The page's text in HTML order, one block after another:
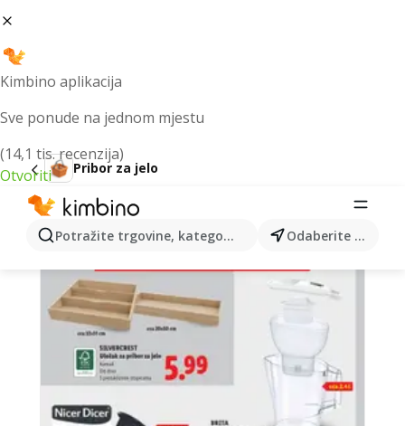
Kimbino aplikacija
Sve ponude na jednom mjestu
(14,1 tis. recenzija)
Otvoriti
Potražite trgovine, kategorije, proizvode... Odaberite grad
Pribor za jelo
Pribor za jelo akcija - trenutne
ponude, promocije i popusti 🛒